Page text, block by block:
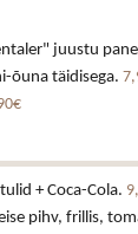
juustu
õuna täidisega.
+ Coca-Cola.
pihv, frillis,